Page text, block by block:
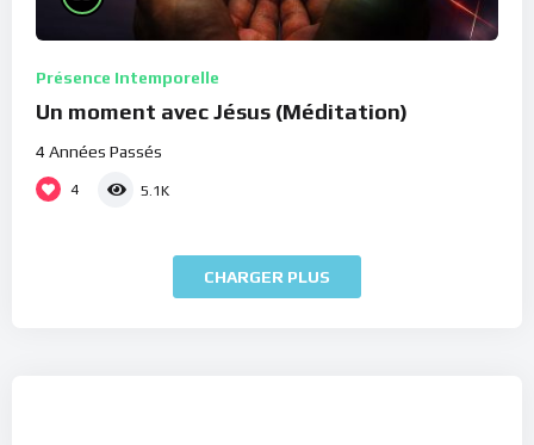
Présence Intemporelle
Un moment avec Jésus (Méditation)
4 Années Passés
4 5.1K
CHARGER PLUS